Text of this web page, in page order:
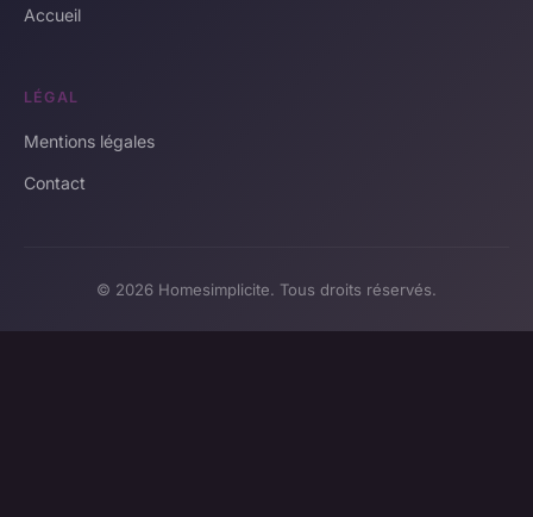
Accueil
LÉGAL
Mentions légales
Contact
© 2026 Homesimplicite. Tous droits réservés.